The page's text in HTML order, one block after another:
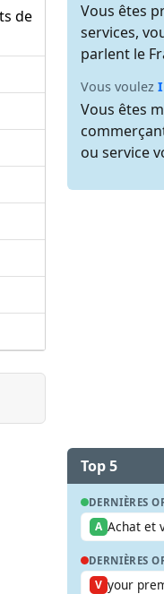
de
Vous êtes
services,
parlent le
Vous voulez
Vous êtes
ou service
Top 5
DERNIÈRES
A Achat et
DERNIÈRES
V your